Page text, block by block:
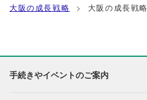
大阪の成長戦略
大阪の成長戦略
手続きやイベントのご案内